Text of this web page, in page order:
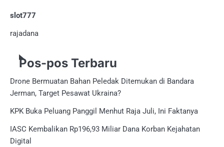
slot777
rajadana
Pos-pos Terbaru
Drone Bermuatan Bahan Peledak Ditemukan di Bandara
Jerman, Target Pesawat Ukraina?
KPK Buka Peluang Panggil Menhut Raja Juli, Ini Faktanya
IASC Kembalikan Rp196,93 Miliar Dana Korban Kejahatan
Digital